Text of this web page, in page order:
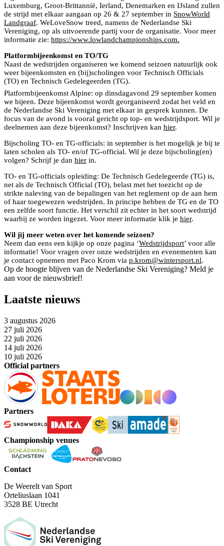
Luxemburg, Groot-Brittannië, Ierland, Denemarken en IJsland zullen
de strijd met elkaar aangaan op 26 & 27 september in SnowWorld
Landgraaf. WeLoveSnow treed, namens de Nederlandse Ski
Vereniging, op als uitvoerende partij voor de organisatie. Voor meer
informatie zie: https://www.lowlandchampionships.com.
Platformbijeenkomst en TO/TG
Naast de wedstrijden organiseren we komend seizoen natuurlijk ook
weer bijeenkomsten en (bij)scholingen voor Technisch Officials
(TO) en Technisch Gedelegeerden (TG).
Platformbijeenkomst Alpine: op dinsdagavond 29 september komen
we bijeen. Deze bijeenkomst wordt georganiseerd zodat het veld en
de Nederlandse Ski Vereniging met elkaar in gesprek kunnen. De
focus van de avond is vooral gericht op top- en wedstrijdsport. Wil je
deelnemen aan deze bijeenkomst? Inschrijven kan hier.
Bijscholing TO- en TG-officials: in september is het mogelijk je bij te
laten scholen als TO- en/of TG-official. Wil je deze bijscholing(en)
volgen? Schrijf je dan hier in.
TO- en TG-officials opleiding: De Technisch Gedelegeerde (TG) is,
net als de Technisch Official (TO), belast met het toezicht op de
strikte naleving van de bepalingen van het reglement op de aan hem
of haar toegewezen wedstrijden. In principe hebben de TG en de TO
een zelfde soort functie. Het verschil zit echter in het soort wedstrijd
waarbij ze worden ingezet. Voor meer informatie klik je hier.
Wil jij meer weten over het komende seizoen?
Neem dan eens een kijkje op onze pagina ‘Wedstrijdsport’ voor alle
informatie! Voor vragen over onze wedstrijden en evenementen kan
je contact opnemen met Paco Krom via p.krom@wintersport.nl.
Op de hoogte blijven van de Nederlandse Ski Vereniging? Meld je
aan voor de nieuwsbrief!
Laatste nieuws
3 augustus 2026
27 juli 2026
22 juli 2026
14 juli 2026
10 juli 2026
Official partners
Partners
Championship venues
Contact
De Weerelt van Sport
Orteliuslaan 1041
3528 BE Utrecht